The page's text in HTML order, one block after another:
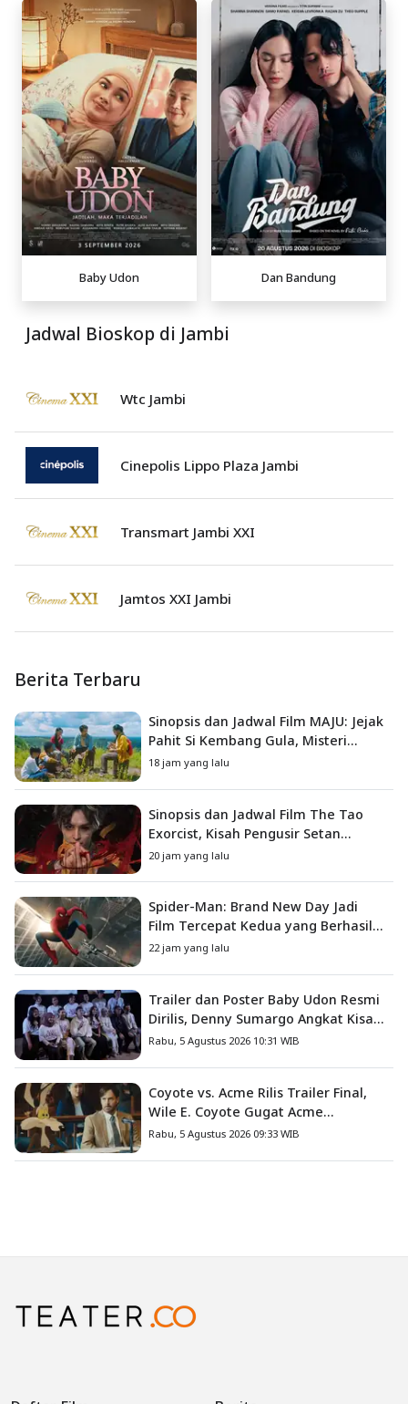
Baby Udon Dan Bandung
Jadwal Bioskop di Jambi
Wtc Jambi
Cinepolis Lippo Plaza Jambi
Transmart Jambi XXI
Jamtos XXI Jambi
Berita Terbaru
Sinopsis dan Jadwal Film MAJU: Jejak
Pahit Si Kembang Gula, Misteri
Hilangnya Bagas di Lokasi Jambore
18 jam yang lalu
Sinopsis dan Jadwal Film The Tao
Exorcist, Kisah Pengusir Setan
Melawan Kutukan Mematikan
20 jam yang lalu
Spider-Man: Brand New Day Jadi
Film Tercepat Kedua yang Berhasil
Tembus US$1 Miliar
22 jam yang lalu
Trailer dan Poster Baby Udon Resmi
Dirilis, Denny Sumargo Angkat Kisah
Nyata Fanny Kondoh
Rabu, 5 Agustus 2026 10:31 WIB
Coyote vs. Acme Rilis Trailer Final,
Wile E. Coyote Gugat Acme
Corporation ke Pengadilan
Rabu, 5 Agustus 2026 09:33 WIB